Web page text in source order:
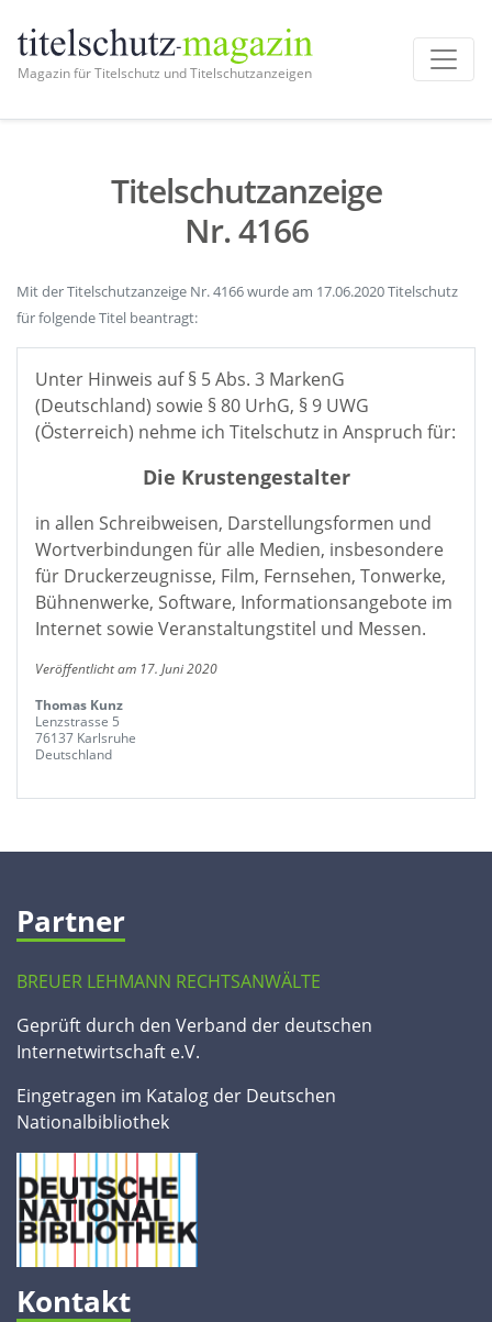
Magazin für Titelschutz und Titelschutzanzeigen
Titelschutzanzeige
Nr. 4166
Mit der Titelschutzanzeige Nr. 4166 wurde am 17.06.2020 Titelschutz
für folgende Titel beantragt:
Unter Hinweis auf § 5 Abs. 3 MarkenG
(Deutschland) sowie § 80 UrhG, § 9 UWG
(Österreich) nehme ich Titelschutz in Anspruch für:
Die Krustengestalter
in allen Schreibweisen, Darstellungsformen und
Wortverbindungen für alle Medien, insbesondere
für Druckerzeugnisse, Film, Fernsehen, Tonwerke,
Bühnenwerke, Software, Informationsangebote im
Internet sowie Veranstaltungstitel und Messen.
Veröffentlicht am 17. Juni 2020
Thomas Kunz
Lenzstrasse 5
76137 Karlsruhe
Deutschland
Partner
BREUER LEHMANN RECHTSANWÄLTE
Geprüft durch den Verband der deutschen
Internetwirtschaft e.V.
Eingetragen im Katalog der Deutschen
Nationalbibliothek
Kontakt